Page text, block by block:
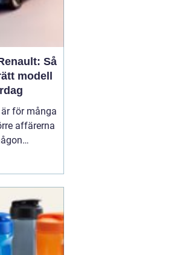
Så
modell
för många
affärerna
köpa